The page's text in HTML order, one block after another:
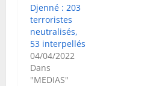
Djenné : 203
terroristes
neutralisés,
53 interpellés
04/04/2022
Dans
"MEDIAS"